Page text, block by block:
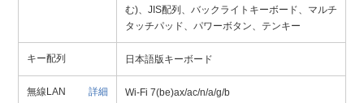
む)、JIS配列、バックライトキーボード、マルチ
タッチパッド、パワーボタン、テンキー
キー配列 日本語版キーボード
無線LAN 詳細 Wi-Fi 7(be)ax/ac/n/a/g/b